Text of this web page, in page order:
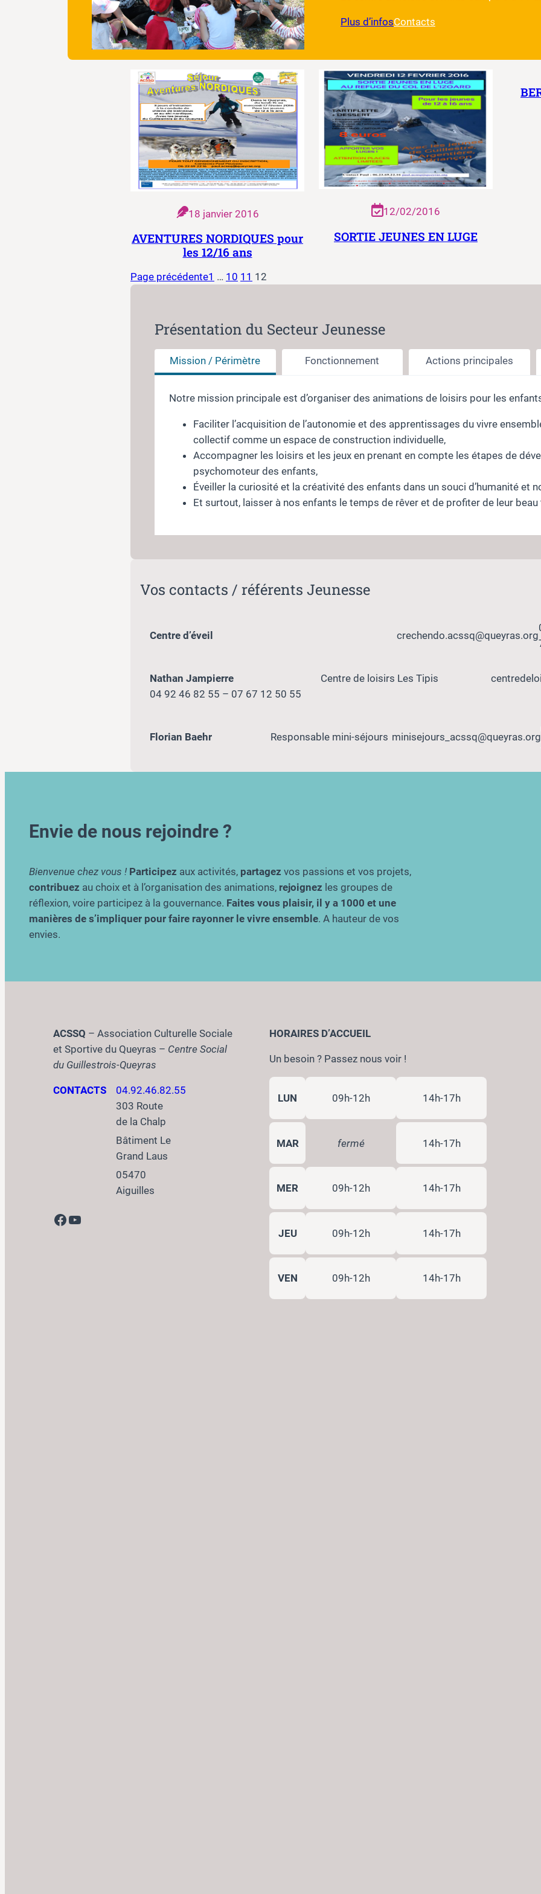
Plus d’infosContacts
18 janvier 2016
AVENTURES NORDIQUES pour
les 12/16 ans
12/02/2016
SORTIE JEUNES EN LUGE
Page précédente1 … 10 11 12
Présentation du Secteur Jeunesse
Mission / Périmètre Fonctionnement Actions principales
Notre mission principale est d’organiser des animations de loisirs pour les
Faciliter l’acquisition de l’autonomie et des apprentissages du vivre
collectif comme un espace de construction individuelle,
Accompagner les loisirs et les jeux en prenant en compte les étapes de
psychomoteur des enfants,
Éveiller la curiosité et la créativité des enfants dans un souci d’humanité et
Et surtout, laisser à nos enfants le temps de rêver et de profiter de leur
Vos contacts / référents Jeunesse
Centre d’éveil crechendo.acssq@queyras.org
Nathan Jampierre Centre de loisirs Les Tipis
04 92 46 82 55 – 07 67 12 50 55
Florian Baehr Responsable mini-séjours minisejours_acssq@queyras.org
Envie de nous rejoindre ?
Bienvenue chez vous ! Participez aux activités, partagez vos passions et vos projets,
contribuez au choix et à l’organisation des animations, rejoignez les groupes de
réflexion, voire participez à la gouvernance. Faites vous plaisir, il y a 1000 et une
manières de s’impliquer pour faire rayonner le vivre ensemble. A hauteur de vos
envies.
ACSSQ – Association Culturelle Sociale
et Sportive du Queyras – Centre Social
du Guillestrois-Queyras
CONTACTS
04.92.46.82.55
303 Route
de la Chalp
Bâtiment Le
Grand Laus
05470
Aiguilles
Facebook YouTube
HORAIRES D’ACCUEIL
Un besoin ? Passez nous voir !
LUN 09h-12h 14h-17h
MAR fermé 14h-17h
MER 09h-12h 14h-17h
JEU 09h-12h 14h-17h
VEN 09h-12h 14h-17h